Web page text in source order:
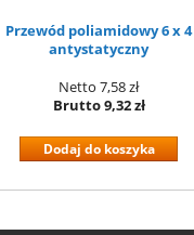
Przewód poliamidowy 6 x 4
antystatyczny
Netto 7,58 zł
Brutto9,32 zł
Dodaj do koszyka